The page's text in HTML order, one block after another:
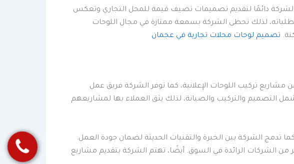
دائمًا لتقديم تصميمات تضيف قيمة للمحل التجاري وتعكس
لذلك تحظى الشركة بسمعة ممتازة في مجال اللوحات
تصميم لوحات محلات تجارية في عجمان
تركيب اللوحات الإعلانية، كما توفر الشركة فريق عمل
التصميم والتركيب والصيانة، لذلك يثق العملاء بها لمشاريعهم
الشركة بين الخبرة والتقنيات الحديثة لضمان جودة العمل.
من الشركات الرائدة في السوق. أيضًا، تهتم الشركة بتقديم مشاريع